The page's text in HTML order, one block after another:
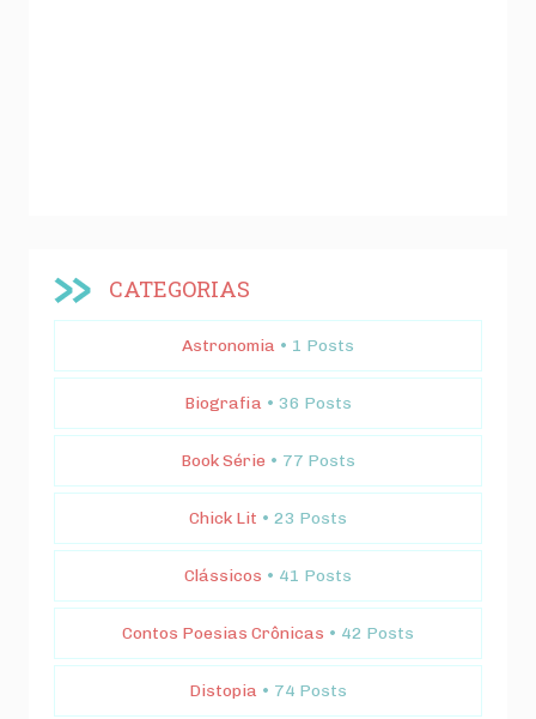
CATEGORIAS
Astronomia • 1 Posts
Biografia • 36 Posts
Book Série • 77 Posts
Chick Lit • 23 Posts
Clássicos • 41 Posts
Contos Poesias Crônicas • 42 Posts
Distopia • 74 Posts